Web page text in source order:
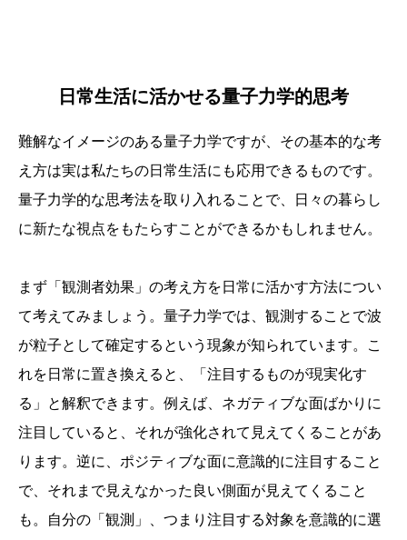
日常生活に活かせる量子力学的思考
難解なイメージのある量子力学ですが、その基本的な考
え方は実は私たちの日常生活にも応用できるものです。
量子力学的な思考法を取り入れることで、日々の暮らし
に新たな視点をもたらすことができるかもしれません。
まず「観測者効果」の考え方を日常に活かす方法につい
て考えてみましょう。量子力学では、観測することで波
が粒子として確定するという現象が知られています。こ
れを日常に置き換えると、「注目するものが現実化す
る」と解釈できます。例えば、ネガティブな面ばかりに
注目していると、それが強化されて見えてくることがあ
ります。逆に、ポジティブな面に意識的に注目すること
で、それまで見えなかった良い側面が見えてくること
も。自分の「観測」、つまり注目する対象を意識的に選